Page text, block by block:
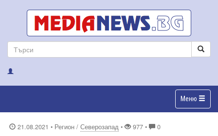
Меню
21.08.2021 • Регион / Северозапад • 977 • 0